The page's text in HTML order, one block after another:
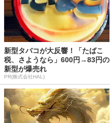
新型タバコが大反響！「たばこ
税、さようなら」600円→83円の
新型が爆売れ
PR(株式会社HAL)